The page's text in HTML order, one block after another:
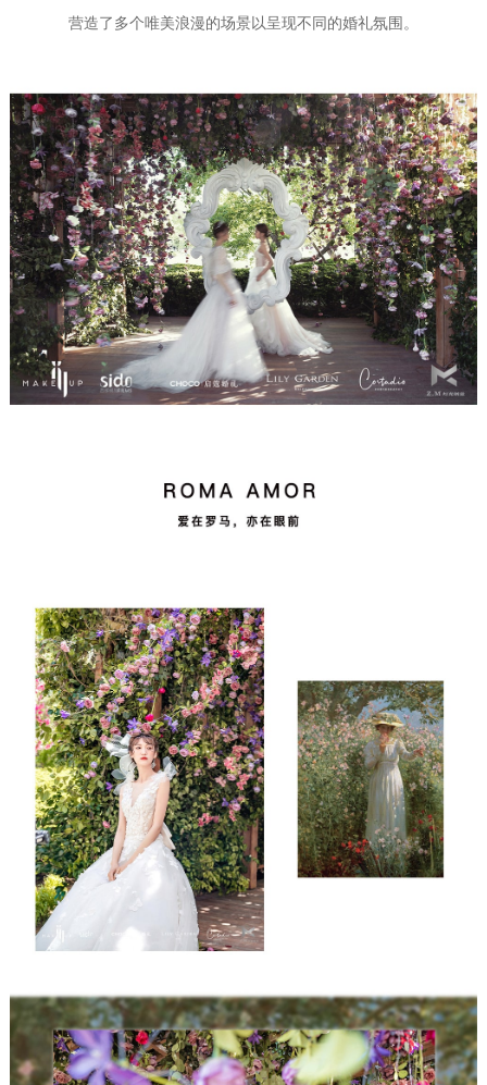
营造了多个唯美浪漫的场景以呈现不同的婚礼氛围。